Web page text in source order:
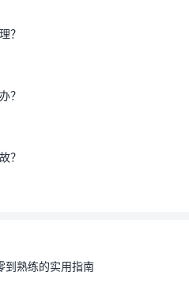
？
？
？
到熟练的实用指南